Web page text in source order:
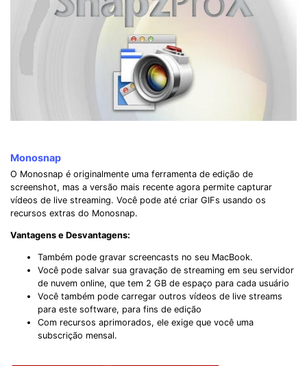
Monosnap
O Monosnap é originalmente uma ferramenta de edição de
screenshot, mas a versão mais recente agora permite capturar
vídeos de live streaming. Você pode até criar GIFs usando os
recursos extras do Monosnap.
Vantagens e Desvantagens:
Também pode gravar screencasts no seu MacBook.
Você pode salvar sua gravação de streaming em seu servidor
de nuvem online, que tem 2 GB de espaço para cada usuário
Você também pode carregar outros vídeos de live streams
para este software, para fins de edição
Com recursos aprimorados, ele exige que você uma
subscrição mensal.